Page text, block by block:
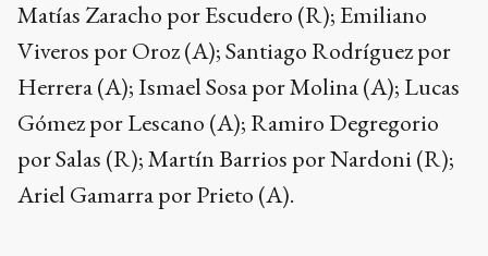
Matías Zaracho por Escudero (R); Emiliano
Viveros por Oroz (A); Santiago Rodríguez por
Herrera (A); Ismael Sosa por Molina (A); Lucas
Gómez por Lescano (A); Ramiro Degregorio
por Salas (R); Martín Barrios por Nardoni (R);
Ariel Gamarra por Prieto (A).